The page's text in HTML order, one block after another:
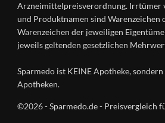
Arzneimittelpreisverordnung. Irrtümer
und Produktnamen sind Warenzeichen
Warenzeichen der jeweiligen
jeweils geltenden gesetzlichen
Sparmedo ist KEINE Apotheke,
Apotheken.
©2026 - Sparmedo.de - Preisvergleich